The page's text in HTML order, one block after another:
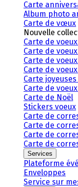
Carte
Album photo
Carte de vœux
Nouvelle
Carte de
Carte de
Carte de
Carte de
Carte
Carte de
Carte de Noël
Stickers voeux
Carte de
Carte de
Carte de
Carte de
Services
Plateforme
Enveloppes
Service sur